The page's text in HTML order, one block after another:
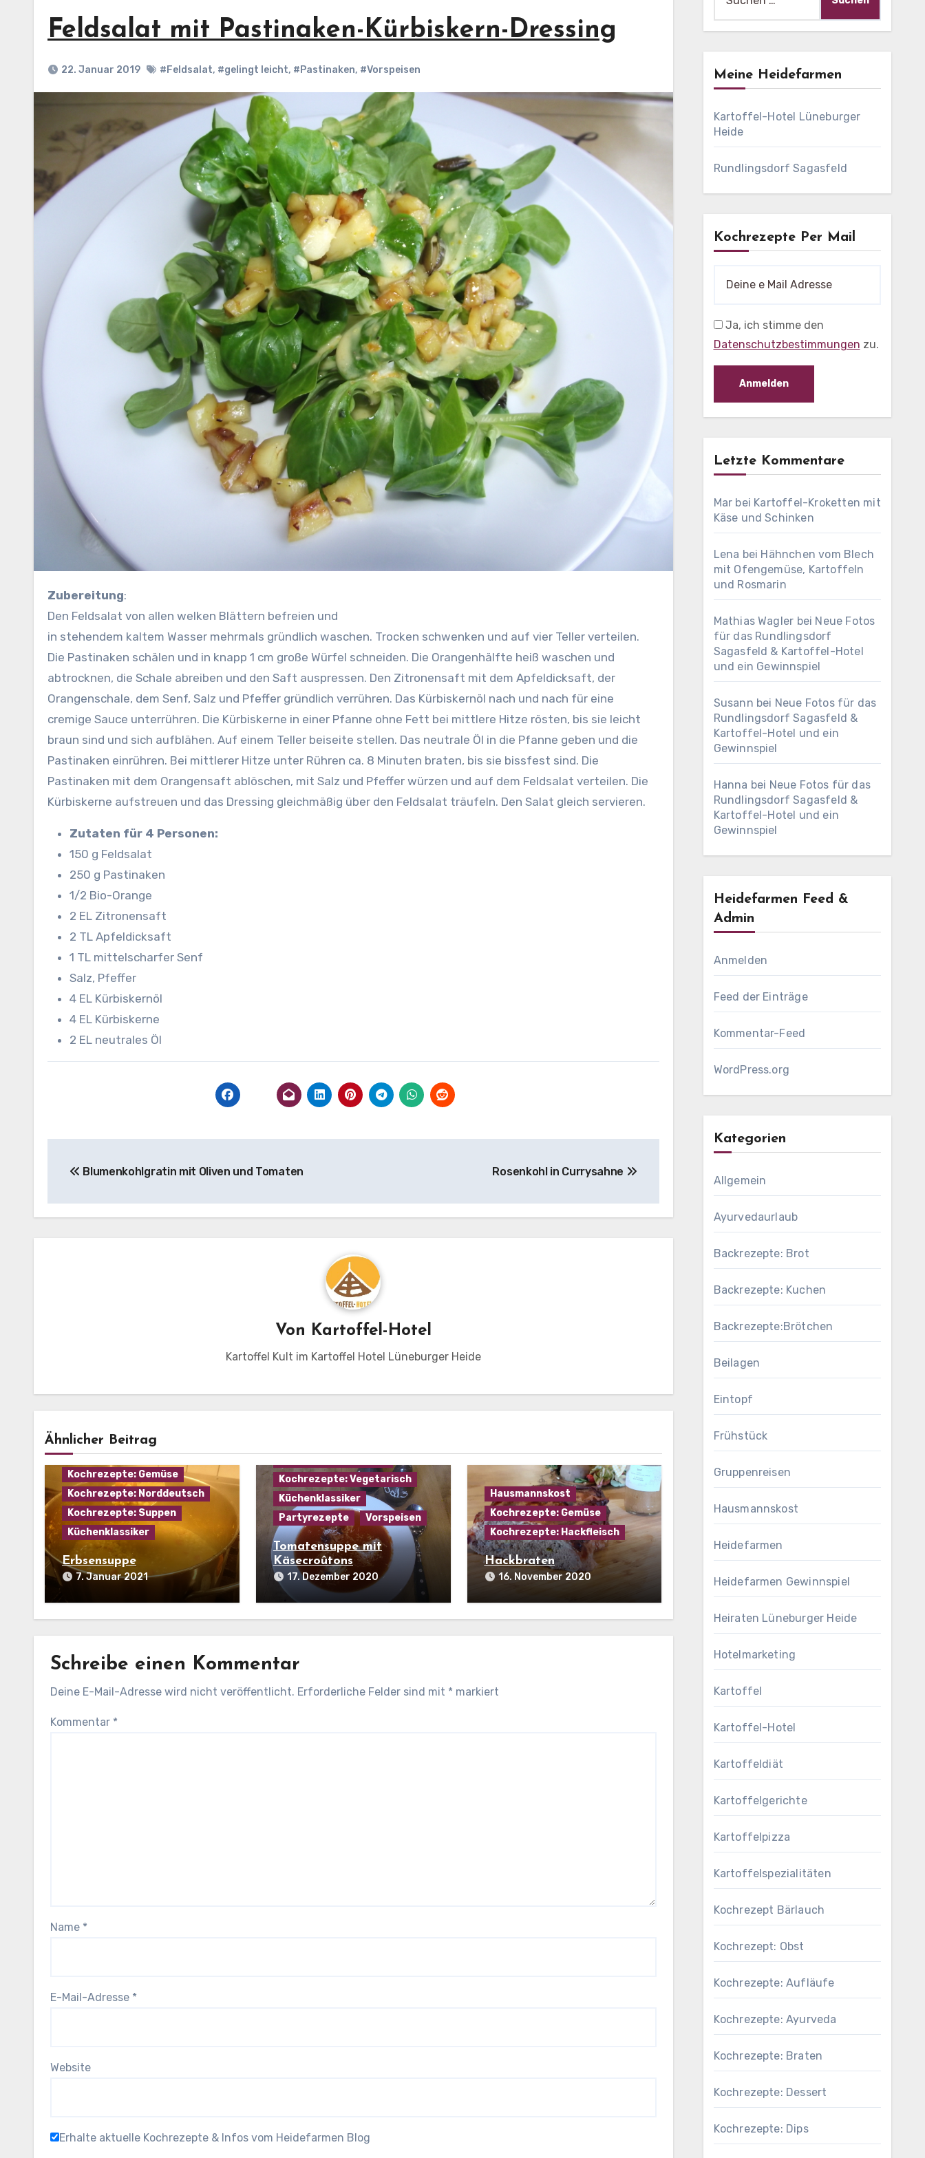
Feldsalat mit Pastinaken-Kürbiskern-Dressing
22. Januar 2019 #Feldsalat, #gelingt leicht, #Pastinaken, #Vorspeisen
Zubereitung:
Den Feldsalat von allen welken Blättern befreien und
in stehendem kaltem Wasser mehrmals gründlich waschen. Trocken schwenken und auf vier Teller verteilen.
Die Pastinaken schälen und in knapp 1 cm große Würfel schneiden. Die Orangenhälfte heiß waschen und
abtrocknen, die Schale abreiben und den Saft auspressen. Den Zitronensaft mit dem Apfeldicksaft, der
Orangenschale, dem Senf, Salz und Pfeffer gründlich verrühren. Das Kürbiskernöl nach und nach für eine
cremige Sauce unterrühren. Die Kürbiskerne in einer Pfanne ohne Fett bei mittlere Hitze rösten, bis sie leicht
braun sind und sich aufblähen. Auf einem Teller beiseite stellen. Das neutrale Öl in die Pfanne geben und die
Pastinaken einrühren. Bei mittlerer Hitze unter Rühren ca. 8 Minuten braten, bis sie bissfest sind. Die
Pastinaken mit dem Orangensaft ablöschen, mit Salz und Pfeffer würzen und auf dem Feldsalat verteilen. Die
Kürbiskerne aufstreuen und das Dressing gleichmäßig über den Feldsalat träufeln. Den Salat gleich servieren.
Zutaten für 4 Personen:
150 g Feldsalat
250 g Pastinaken
1/2 Bio-Orange
2 EL Zitronensaft
2 TL Apfeldicksaft
1 TL mittelscharfer Senf
Salz, Pfeffer
4 EL Kürbiskernöl
4 EL Kürbiskerne
2 EL neutrales Öl
Blumenkohlgratin mit Oliven und Tomaten Rosenkohl in Currysahne
Von Kartoffel-Hotel
Kartoffel Kult im Kartoffel Hotel Lüneburger Heide
Ähnlicher Beitrag
Eintopf
Hausmannskost
Kochrezepte: Fleisch
Kochrezepte: Gemüse
Kochrezepte: Norddeutsch
Kochrezepte: Suppen
Küchenklassiker
Erbsensuppe
7. Januar 2021
Kochrezepte: Vegetarisch
Küchenklassiker
Partyrezepte
Vorspeisen
Tomatensuppe mit
Käsecroûtons
17. Dezember 2020
Hausmannskost
Kochrezepte: Gemüse
Kochrezepte: Hackfleisch
Hackbraten
16. November 2020
Schreibe einen Kommentar
Deine E-Mail-Adresse wird nicht veröffentlicht. Erforderliche Felder sind mit * markiert
Kommentar *
Name *
E-Mail-Adresse *
Website
Erhalte aktuelle Kochrezepte & Infos vom Heidefarmen Blog
nach:
Meine Heidefarmen
Kartoffel-Hotel Lüneburger
Heide
Rundlingsdorf Sagasfeld
Kochrezepte Per Mail
Ja, ich stimme den
Datenschutzbestimmungen zu.
Letzte Kommentare
Mar bei Kartoffel-Kroketten mit
Käse und Schinken
Lena bei Hähnchen vom Blech
mit Ofengemüse, Kartoffeln
und Rosmarin
Mathias Wagler bei Neue Fotos
für das Rundlingsdorf
Sagasfeld & Kartoffel-Hotel
und ein Gewinnspiel
Susann bei Neue Fotos für das
Rundlingsdorf Sagasfeld &
Kartoffel-Hotel und ein
Gewinnspiel
Hanna bei Neue Fotos für das
Rundlingsdorf Sagasfeld &
Kartoffel-Hotel und ein
Gewinnspiel
Heidefarmen Feed &
Admin
Anmelden
Feed der Einträge
Kommentar-Feed
WordPress.org
Kategorien
Allgemein
Ayurvedaurlaub
Backrezepte: Brot
Backrezepte: Kuchen
Backrezepte:Brötchen
Beilagen
Eintopf
Frühstück
Gruppenreisen
Hausmannskost
Heidefarmen
Heidefarmen Gewinnspiel
Heiraten Lüneburger Heide
Hotelmarketing
Kartoffel
Kartoffel-Hotel
Kartoffeldiät
Kartoffelgerichte
Kartoffelpizza
Kartoffelspezialitäten
Kochrezept Bärlauch
Kochrezept: Obst
Kochrezepte: Aufläufe
Kochrezepte: Ayurveda
Kochrezepte: Braten
Kochrezepte: Dessert
Kochrezepte: Dips